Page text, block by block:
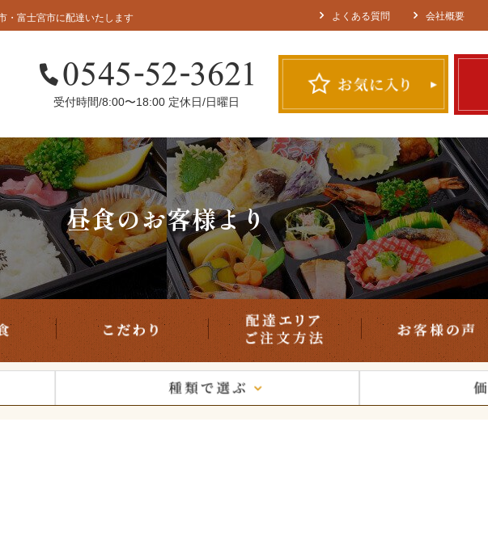
・富士宮市に配達いたします よくある質問 会社概要
受付時間/8:00〜18:00 定休日/日曜日
昼食のお客様より
宅配給食
用途で選ぶ 種類で選ぶ